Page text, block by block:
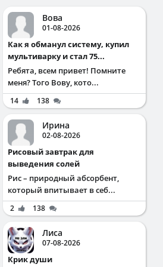
Вова
01-08-2026
Как я обманул систему, купил
мультиварку и стал 75...
Ребята, всем привет! Помните
меня? Того Вову, кото...
14 138
Ирина
02-08-2026
Рисовый завтрак для
выведения солей
Рис – природный абсорбент,
который впитывает в себ...
2 138
Лиса
07-08-2026
Крик души